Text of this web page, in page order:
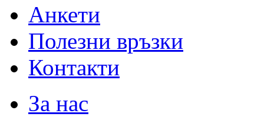
Анкети
Полезни връзки
Контакти
За нас